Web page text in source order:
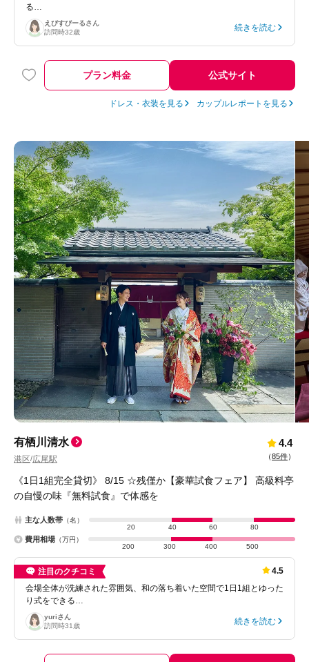
る…
えびすびーるさん
訪問時32歳 続きを読む
プラン料金 公式サイト
ドレス・衣装を見る カップルレポートを見る
有栖川清水
港区/広尾駅
4.4
（85件）
《1日1組完全貸切》 8/15 ☆残僅か【豪華試食フェア】 高級料亭
の自慢の味『無料試食』で体感を
主な人数帯 （名）
20
40 60 80
費用相場 （万円）
200
300 400 500
注目のクチコミ
4.5
会場全体が洗練された雰囲気、和の落ち着いた空間で1日1組とゆった
り式をできる…
yuriさん
訪問時31歳 続きを読む